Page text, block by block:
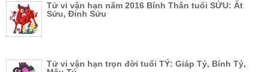
Tử vi vận hạn năm 2016 Bính Thân tuổi SỬU: Ất
Sửu, Đinh Sửu
Tử vi vận hạn trọn đời tuổi TÝ: Giáp Tý, Bính Tý,